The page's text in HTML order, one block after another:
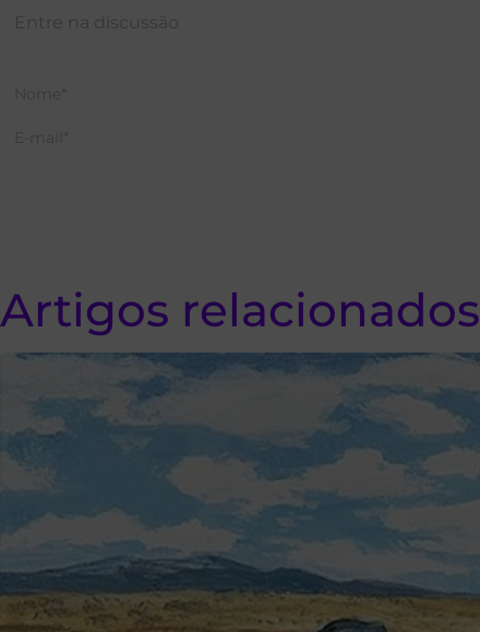
Artigos relacionados